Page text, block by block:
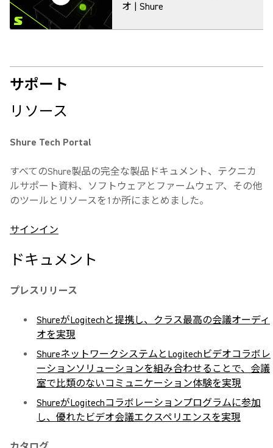
オ | Shure
サポート
リソース
Shure Tech Portal
すべてのShure製品の完全な製品ドキュメント、テクニカ
ルサポート資料、ソフトウェアとファームウェア、その他
のツールとリソースを1か所にまとめました。
サインイン
ドキュメント
プレスリリース
ShureがLogitechと提携し、クラス最高の会議オーディ
オを実現
ShureネットワークシステムとLogitechビデオコラボレ
ーションソリューションを組み合わせることで、会議
室で比類のないコミュニケーション体験を実現
ShureがLogitechコラボレーションプログラムに参加
し、優れたビデオ会議エクスペリエンスを実現